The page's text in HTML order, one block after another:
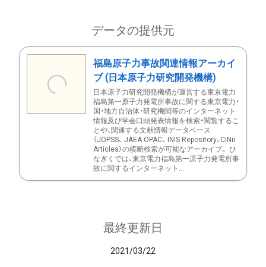
データの提供元
福島原子力事故関連情報アーカイ
ブ (日本原子力研究開発機構)
日本原子力研究開発機構が運営する東京電力
福島第一原子力発電所事故に関する東京電力・
国・地方自治体・研究機関等のインターネット
情報及び学会口頭発表情報を検索・閲覧するこ
とや、関連する文献情報データベース
（JOPSS、 JAEA OPAC、 INIS Repository、CiNii
Articles）の横断検索が可能なアーカイブ。 ひ
なぎくでは、東京電力福島第一原子力発電所事
故に関するインターネット...
最終更新日
2021/03/22